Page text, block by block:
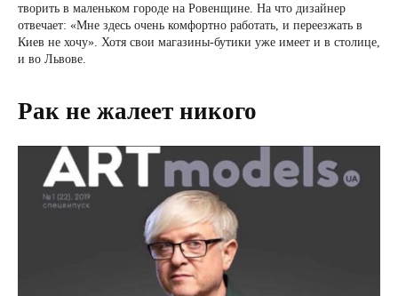
творить в маленьком городе на Ровенщине. На что дизайнер
отвечает: «Мне здесь очень комфортно работать, и переезжать в
Киев не хочу». Хотя свои магазины-бутики уже имеет и в столице,
и во Львове.
Рак не жалеет никого